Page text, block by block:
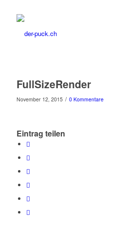
FullSizeRender
November 12, 2015 / 0 Kommentare
Eintrag teilen